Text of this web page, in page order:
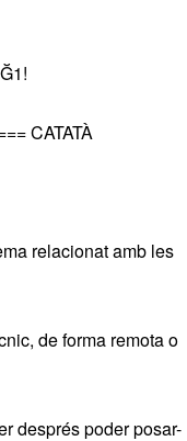
CATATÀ
relacionat amb les
de forma remota o
després poder posar-